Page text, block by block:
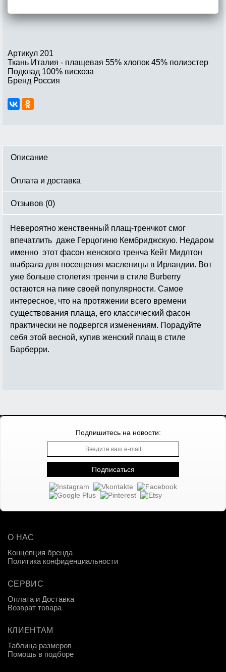
Артикул 201
Ткань Италия - плащевая 55% хлопок 45% полиэстер
Подклад 100% вискоза
Бренд Россия
Описание
Оплата и доставка
Отзывов (0)
Невероятно женственный плащ-тренчкот смог
впечатлить даже Герцогиню Кембриджскую. Недаром
именно этот фасон женского тренча Кейт Мидлтон
выбрала для посещения масленицы в Ирландии. Вот
уже больше столетия тренчи в стиле Burberry
остаются на пике своей популярности. Самое
интересное, что на протяжении всего времени
существования плаща, его классический фасон
практически не подвергся изменениям. Порадуйте
себя этой весной, купив женский плащ в стиле
Барберри.
Подпишитесь на новости:
О НАС
Концепция бренда
Политика конфиденциальности
СЕРВИС
Оплата и Доставка
Возврат товара
КЛИЕНТАМ
Таблица размеров
Помощь в подборе